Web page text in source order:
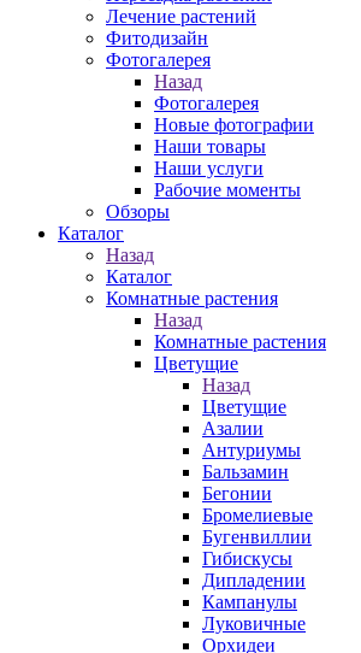
Лечение растений
Фитодизайн
Фотогалерея
Назад
Фотогалерея
Новые фотографии
Наши товары
Наши услуги
Рабочие моменты
Обзоры
Каталог
Назад
Каталог
Комнатные растения
Назад
Комнатные растения
Цветущие
Назад
Цветущие
Азалии
Антуриумы
Бальзамин
Бегонии
Бромелиевые
Бугенвиллии
Гибискусы
Дипладении
Кампанулы
Луковичные
Орхидеи